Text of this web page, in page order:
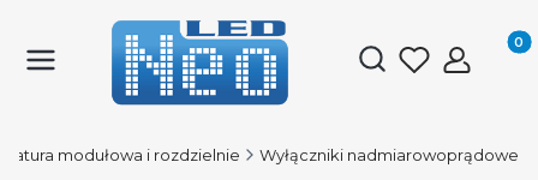
Otwórz
modułowa i rozdzielnie Wyłączniki nadmiarowoprądowe